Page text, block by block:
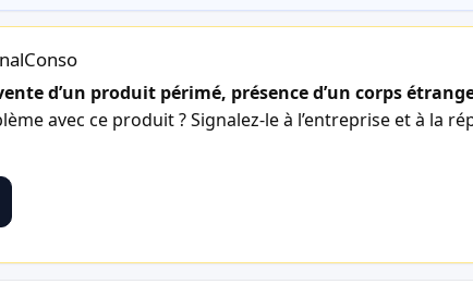
d’un produit périmé, présence d’un corps
avec ce produit ? Signalez-le à l’entreprise et à la